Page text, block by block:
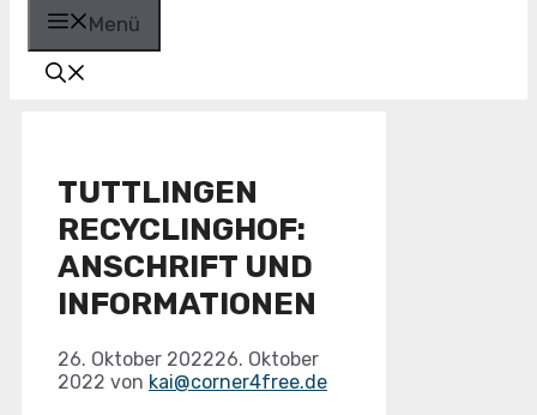
Menü
TUTTLINGEN
RECYCLINGHOF:
ANSCHRIFT UND
INFORMATIONEN
26. Oktober 202226. Oktober
2022 von kai@corner4free.de